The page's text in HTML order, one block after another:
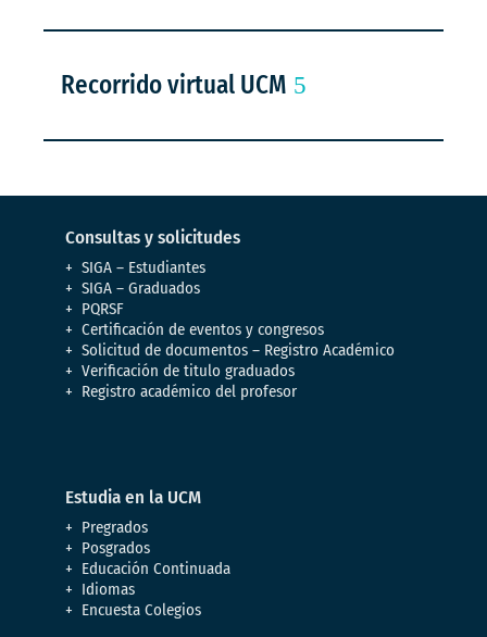
Recorrido virtual UCM
Consultas y solicitudes
SIGA – Estudiantes
SIGA – Graduados
PQRSF
Certificación de eventos y congresos
Solicitud de documentos – Registro Académico
Verificación de titulo graduados
Registro académico del profesor
Estudia en la UCM
Pregrados
Posgrados
Educación Continuada
Idiomas
Encuesta Colegios